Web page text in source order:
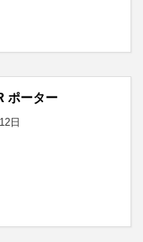
ポーター
日